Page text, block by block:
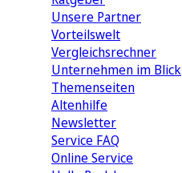
Unsere Partner
Vorteilswelt
Vergleichsrechner
Unternehmen im Blick
Themenseiten
Altenhilfe
Newsletter
Service FAQ
Online Service